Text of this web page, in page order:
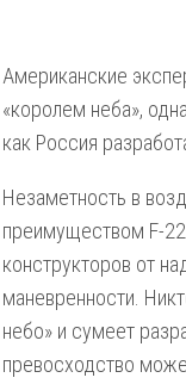
Американские
«королем неба»,
как Россия
Незаметность в
преимуществом F-22
конструкторов от
маневренности.
небо» и сумеет
превосходство